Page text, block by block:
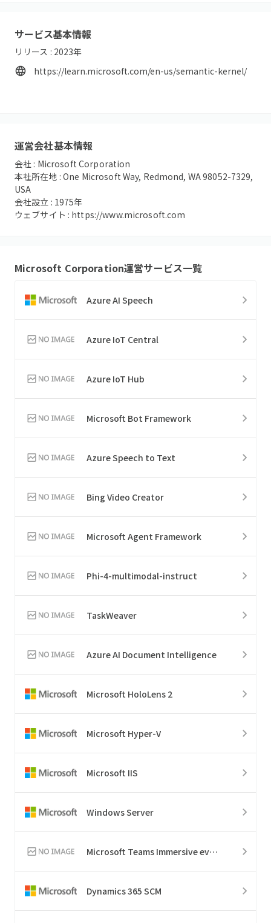
サービス基本情報
リリース : 2023年
https://learn.microsoft.com/en-us/semantic-kernel/
運営会社基本情報
会社 : Microsoft Corporation
本社所在地 :One Microsoft Way, Redmond, WA 98052-7329,
USA
会社設立 : 1975年
ウェブサイト : https://www.microsoft.com
Microsoft Corporation運営サービス一覧
Azure AI Speech
Azure IoT Central
Azure IoT Hub
Microsoft Bot Framework
Azure Speech to Text
Bing Video Creator
Microsoft Agent Framework
Phi-4-multimodal-instruct
TaskWeaver
Azure AI Document Intelligence
Microsoft HoloLens 2
Microsoft Hyper-V
Microsoft IIS
Windows Server
Microsoft Teams Immersive events
Dynamics 365 SCM